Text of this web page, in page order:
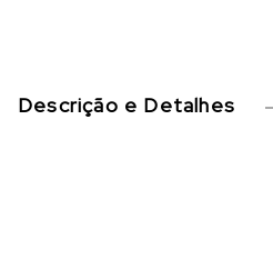
Descrição e Detalhes